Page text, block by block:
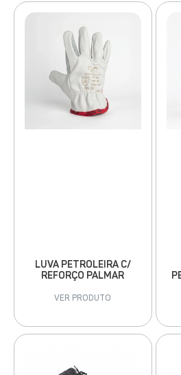
LUVA PETROLEIRA C/
REFORÇO PALMAR
VER PRODUTO